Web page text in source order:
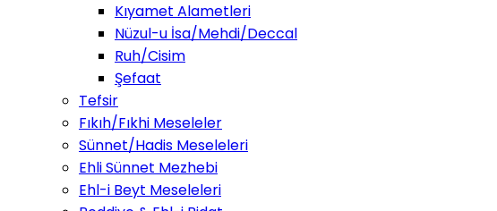
Kıyamet Alametleri
Nüzul-u İsa/Mehdi/Deccal
Ruh/Cisim
Şefaat
Tefsir
Fıkıh/Fıkhi Meseleler
Sünnet/Hadis Meseleleri
Ehli Sünnet Mezhebi
Ehl-i Beyt Meseleleri